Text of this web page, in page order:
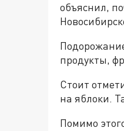
объяснил,
продукты,
Стоит
на яблоки.
Помимо